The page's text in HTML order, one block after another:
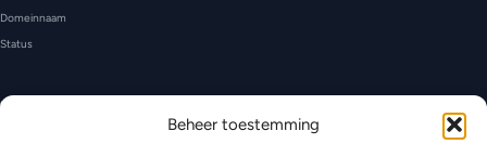
Beheer toestemming
Domeinnaam
Status
CONTACT